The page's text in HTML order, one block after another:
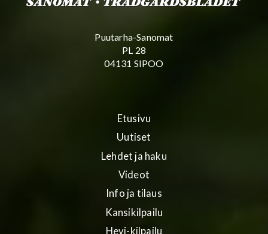
Puutarha-Sanomat
PL 28
04131 SIPOO
Etusivu
Uutiset
Lehdet ja haku
Videot
Info ja tilaus
Kansikilpailu
Hevi-kilpailu